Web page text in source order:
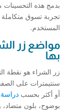
بدمج هذه التحسينات
تجربة تسوق
المستخدم.
مواضع زر
بها
زر الشراء هو نقطة
أو أكثر بحسب دراسة
بوضوح، بلون